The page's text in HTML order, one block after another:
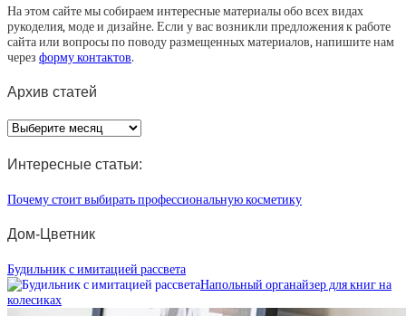
На этом сайте мы собираем интересные материалы обо всех видах
рукоделия, моде и дизайне. Если у вас возникли предложения к работе
сайта или вопросы по поводу размещенных материалов, напишите нам
через форму контактов.
Архив статей
Архив
статей
Интересные статьи:
Почему стоит выбирать профессиональную косметику
Дом-Цветник
Будильник с имитацией рассвета
Напольный органайзер для книг на
колесиках